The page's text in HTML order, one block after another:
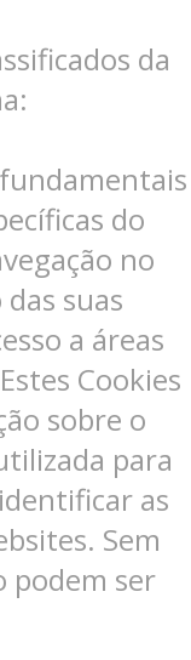
da
do
no
suas
a áreas
Cookies
sobre o
para
as
Sem
podem ser